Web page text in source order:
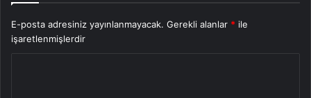
E-posta adresiniz yayınlanmayacak. Gerekli alanlar * ile
işaretlenmişlerdir